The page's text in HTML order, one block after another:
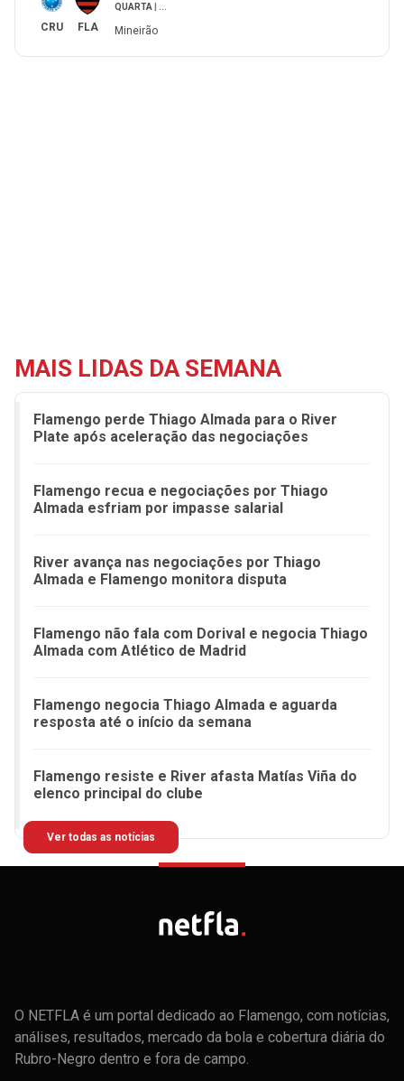
CRU FLA
QUARTA
Mineirão
MAIS LIDAS DA SEMANA
Flamengo perde Thiago Almada para o River
Plate após aceleração das negociações
Flamengo recua e negociações por Thiago
Almada esfriam por impasse salarial
River avança nas negociações por Thiago
Almada e Flamengo monitora disputa
Flamengo não fala com Dorival e negocia Thiago
Almada com Atlético de Madrid
Flamengo negocia Thiago Almada e aguarda
resposta até o início da semana
Flamengo resiste e River afasta Matías Viña do
elenco principal do clube
Ver todas as notícias
O NETFLA é um portal dedicado ao Flamengo, com notícias,
análises, resultados, mercado da bola e cobertura diária do
Rubro-Negro dentro e fora de campo.